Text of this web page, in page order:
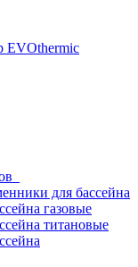
EVOthermic
для бассейна
газовые
титановые